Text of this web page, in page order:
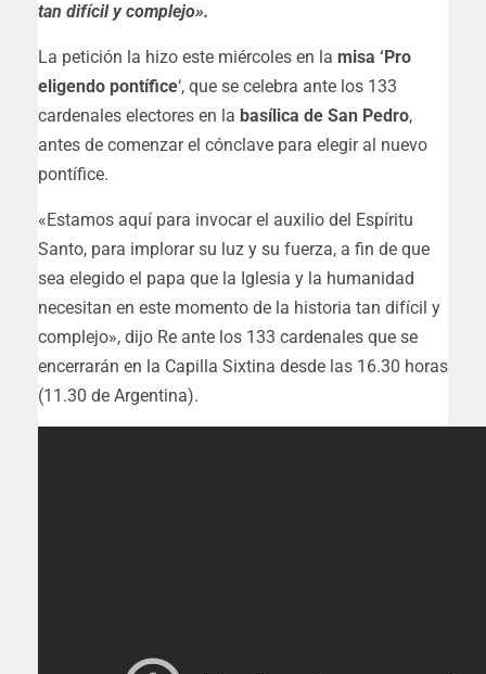
tan difícil y complejo».
La petición la hizo este miércoles en la misa ‘Pro
eligendo pontífice‘, que se celebra ante los 133
cardenales electores en la basílica de San Pedro,
antes de comenzar el cónclave para elegir al nuevo
pontífice.
«Estamos aquí para invocar el auxilio del Espíritu
Santo, para implorar su luz y su fuerza, a fin de que
sea elegido el papa que la Iglesia y la humanidad
necesitan en este momento de la historia tan difícil y
complejo», dijo Re ante los 133 cardenales que se
encerrarán en la Capilla Sixtina desde las 16.30 horas
(11.30 de Argentina).